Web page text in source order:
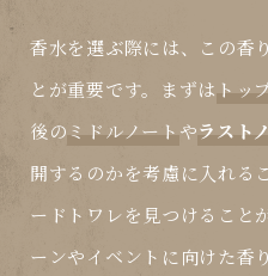
香水を選ぶ際には、この香
とが重要です。まずは トッ
後の ミドルノート やラスト
開するのかを考慮に入れる
ードトワレを見つけること
ーンやイベントに向けた香